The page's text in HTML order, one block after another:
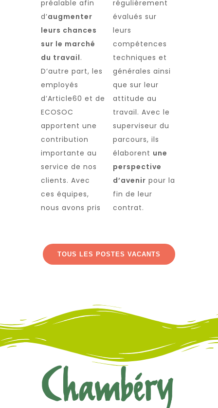
préalable afin
d’augmenter
leurs chances
sur le marché
du travail.
D’autre part, les
employés
d’Article60 et de
ECOSOC
apportent une
contribution
importante au
service de nos
clients. Avec
ces équipes,
nous avons pris
régulièrement
évalués sur
leurs
compétences
techniques et
générales ainsi
que sur leur
attitude au
travail. Avec le
superviseur du
parcours, ils
élaborent une
perspective
d’avenir pour la
fin de leur
contrat.
TOUS LES POSTES VACANTS